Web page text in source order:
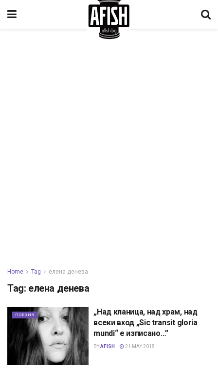
Home Tag елена денева
Tag: елена денева
ПОЕЗИЯ
„Над кланица, над храм, над
всеки вход „Sic transit gloria
mundi“ е изписано…”
BYAFISH 21 MAY 2018